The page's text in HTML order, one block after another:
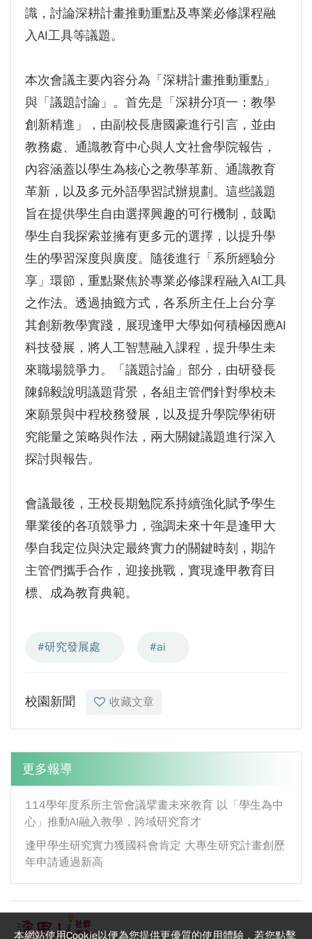
識，討論深耕計畫推動重點及專業必修課程融
入AI工具等議題。
本次會議主要內容分為「深耕計畫推動重點」
與「議題討論」。首先是「深耕分項一：教學
創新精進」，由副校長唐國豪進行引言，並由
教務處、通識教育中心與人文社會學院報告，
內容涵蓋以學生為核心之教學革新、通識教育
革新，以及多元外語學習試辦規劃。這些議題
旨在提供學生自由選擇興趣的可行機制，鼓勵
學生自我探索並擁有更多元的選擇，以提升學
生的學習深度與廣度。隨後進行「系所經驗分
享」環節，重點聚焦於專業必修課程融入AI工具
之作法。透過抽籤方式，各系所主任上台分享
其創新教學實踐，展現逢甲大學如何積極因應AI
科技發展，將人工智慧融入課程，提升學生未
來職場競爭力。「議題討論」部分，由研發長
陳錦毅說明議題背景，各組主管們針對學校未
來願景與中程校務發展，以及提升學院學術研
究能量之策略與作法，兩大關鍵議題進行深入
探討與報告。
會議最後，王校長期勉院系持續強化賦予學生
畢業後的各項競爭力，強調未來十年是逢甲大
學自我定位與決定最終實力的關鍵時刻，期許
主管們攜手合作，迎接挑戰，實現逢甲教育目
標、成為教育典範。
#研究發展處 #ai
校園新聞 收藏文章
更多報導
114學年度系所主管會議擘畫未來教育 以「學生為中
心」推動AI融入教學，跨域研究育才
逢甲學生研究實力獲國科會肯定 大專生研究計畫創歷
年申請通過新高
本網站使用Cookie以便為您提供更優質的使用體驗，若您點擊